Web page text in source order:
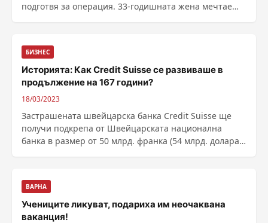
подготвя за операция. 33-годишната жена мечтае
БИЗНЕС
Историята: Как Credit Suisse се развиваше в
продължение на 167 години?
18/03/2023
Застрашената швейцарска банка Credit Suisse ще
получи подкрепа от Швейцарската национална
банка в размер от 50 млрд. франка (54 млрд. долара),
ВАРНА
Учениците ликуват, подариха им неочаквана
ваканция!